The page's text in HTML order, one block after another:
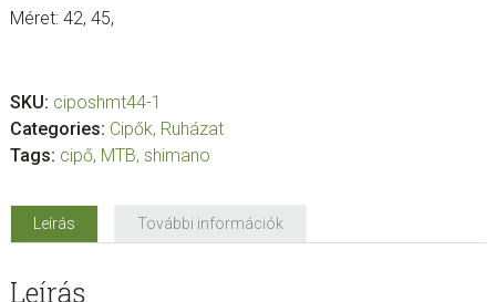
Méret: 42, 45,
SKU: ciposhmt44-1
Categories: Cipők, Ruházat
Tags: cipő, MTB, shimano
Leírás További információk
Leírás